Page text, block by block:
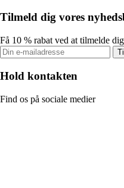
Tilmeld dig vores
Få 10 % rabat ved at tilmelde
Hold kontakten
Find os på sociale medier